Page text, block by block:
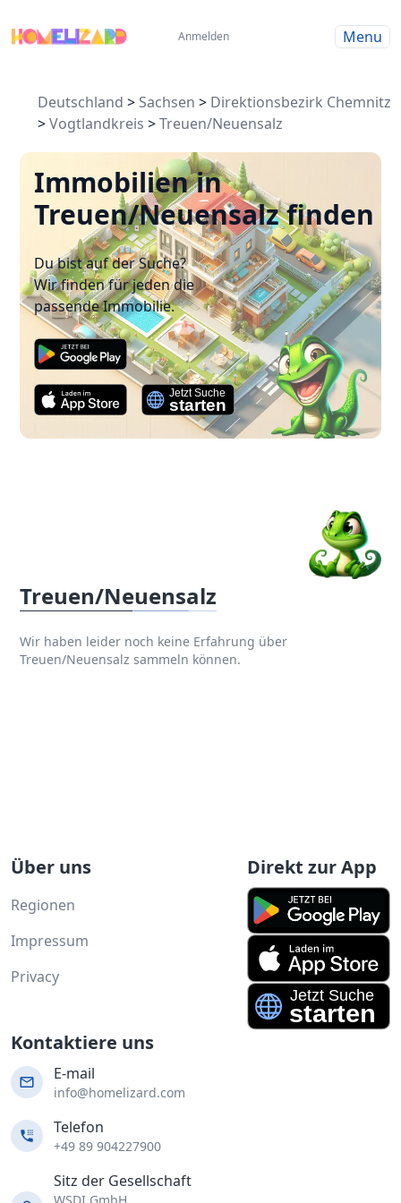
Anmelden Menu
Deutschland > Sachsen > Direktionsbezirk Chemnitz
>Vogtlandkreis >Treuen/Neuensalz
Immobilien in
Treuen/Neuensalz finden
Du bist auf der Suche?
Wir finden für jeden die
passende Immobilie.
Treuen/Neuensalz
Wir haben leider noch keine Erfahrung über
Treuen/Neuensalz sammeln können.
Über uns
Regionen
Impressum
Privacy
Direkt zur App
Kontaktiere uns
E-mail
info@homelizard.com
Telefon
+49 89 904227900
Sitz der Gesellschaft